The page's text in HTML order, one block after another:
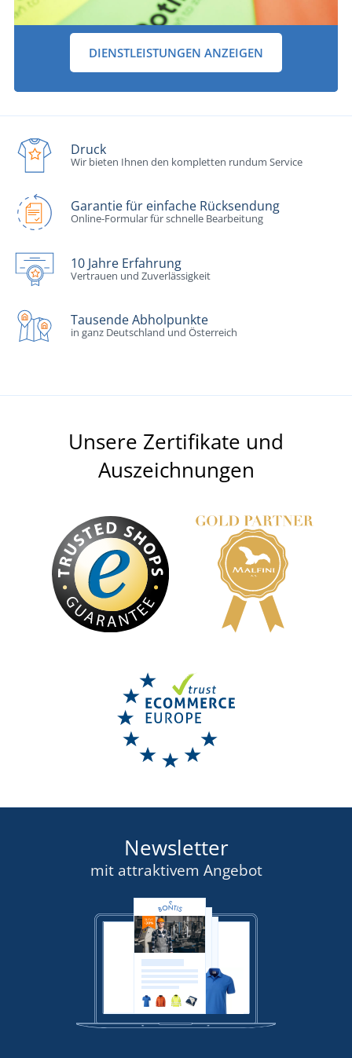
DIENSTLEISTUNGEN ANZEIGEN
Druck
Wir bieten Ihnen den kompletten rundum Service
Garantie für einfache Rücksendung
Online-Formular für schnelle Bearbeitung
10 Jahre Erfahrung
Vertrauen und Zuverlässigkeit
Tausende Abholpunkte
in ganz Deutschland und Österreich
Unsere Zertifikate und
Auszeichnungen
Newsletter
mit attraktivem Angebot